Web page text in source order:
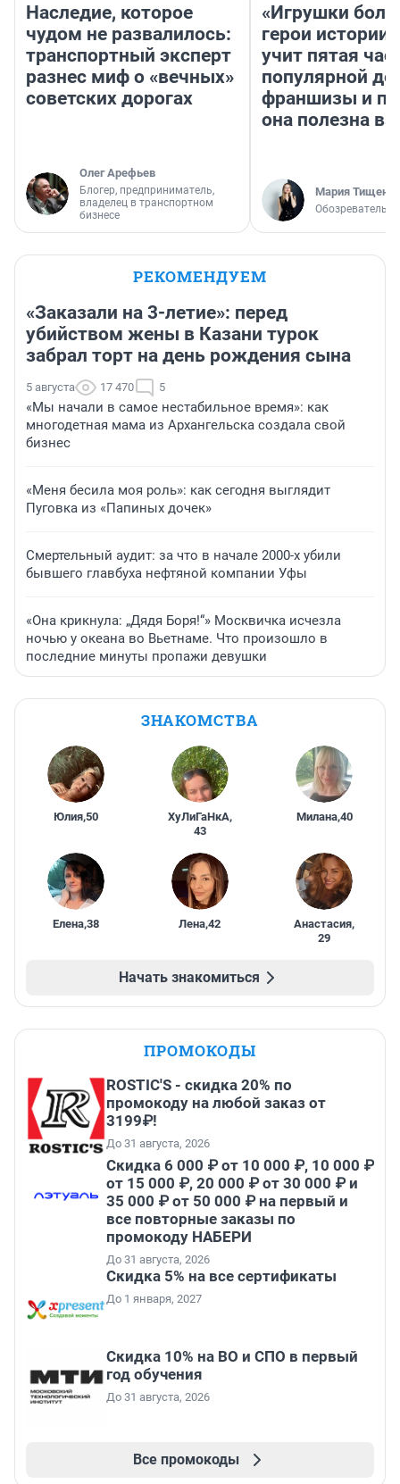
Наследие, которое
чудом не развалилось:
транспортный эксперт
разнес миф о «вечных»
советских дорогах
Олег Арефьев
Блогер, предприниматель,
владелец в транспортном
бизнесе
«Игрушки
герои
учит пятая
популярной
франшизы и
она полезна
Мария Тищенко
Обозреватель
РЕКОМЕНДУЕМ
«Заказали на 3-летие»: перед
убийством жены в Казани турок
забрал торт на день рождения сына
5 августа 17 470 5
«Мы начали в самое нестабильное время»: как
многодетная мама из Архангельска создала свой
бизнес
«Меня бесила моя роль»: как сегодня выглядит
Пуговка из «Папиных дочек»
Смертельный аудит: за что в начале 2000-х убили
бывшего главбуха нефтяной компании Уфы
«Она крикнула: „Дядя Боря!“» Москвичка исчезла
ночью у океана во Вьетнаме. Что произошло в
последние минуты пропажи девушки
ЗНАКОМСТВА
Юлия,50 ХуЛиГаНкА,
43
Милана,40
Елена,38 Лена,42 Анастасия,
29
Начать знакомиться
ПРОМОКОДЫ
ROSTIC'S - скидка 20% по
промокоду на любой заказ от
3199₽!
До 31 августа, 2026
Скидка 6 000 ₽ от 10 000 ₽, 10 000 ₽
от 15 000 ₽, 20 000 ₽ от 30 000 ₽ и
35 000 ₽ от 50 000 ₽ на первый и
все повторные заказы по
промокоду НАБЕРИ
До 31 августа, 2026
Скидка 5% на все сертификаты
До 1 января, 2027
Скидка 10% на ВО и СПО в первый
год обучения
До 31 августа, 2026
Все промокоды